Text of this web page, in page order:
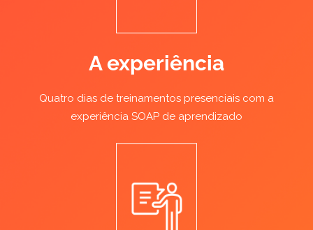
A experiência
Quatro dias de treinamentos presenciais com a
experiência SOAP de aprendizado